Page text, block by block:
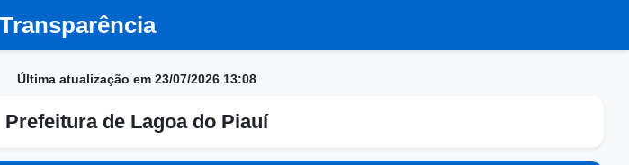
Última atualização em 23/07/2026 13:08
Prefeitura de Lagoa do Piauí